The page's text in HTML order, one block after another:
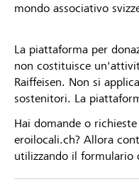
mondo associativo
La piattaforma per
non costituisce
Raiffeisen. Non si
sostenitori. La
Hai domande o
eroilocali.ch? Allora
utilizzando il